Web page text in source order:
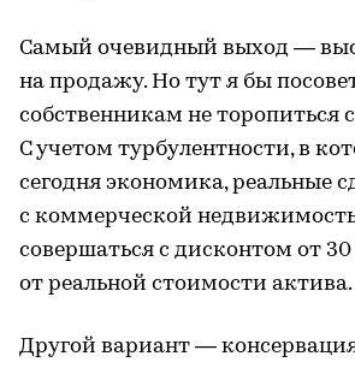
Самый очевидный выход —
на продажу. Но тут я бы
собственникам не торопиться
С учетом турбулентности, в
сегодня экономика, реальные
с коммерческой
совершаться с дисконтом от 30
от реальной стоимости актива.
Другой вариант —